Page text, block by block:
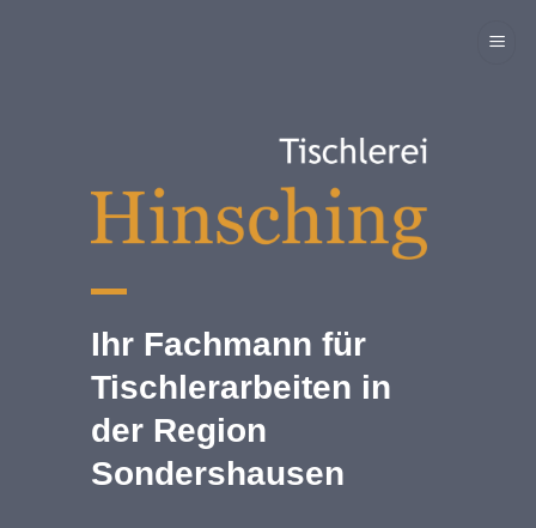
Ihr Fachmann für
Tischlerarbeiten in
der Region
Sondershausen